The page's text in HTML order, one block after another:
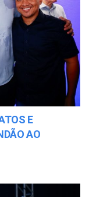
E
AO